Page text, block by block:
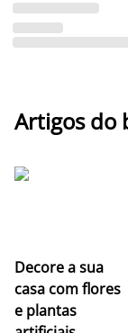
Artigos do
Decore a sua
casa com flores
e plantas